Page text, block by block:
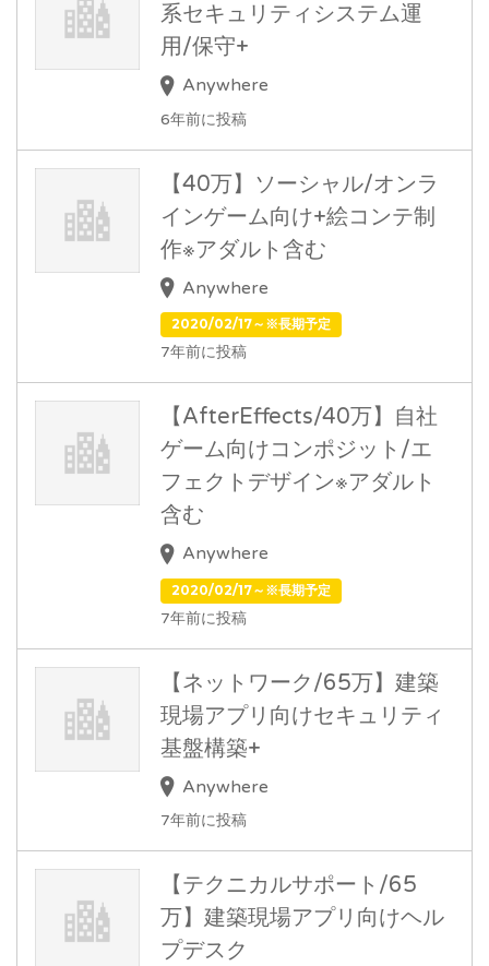
系セキュリティシステム運
用/保守+
Anywhere
6年前に投稿
【40万】ソーシャル/オンラ
インゲーム向け+絵コンテ制
作※アダルト含む
Anywhere
2020/02/17～※長期予定
7年前に投稿
【AfterEffects/40万】自社
ゲーム向けコンポジット/エ
フェクトデザイン※アダルト
含む
Anywhere
2020/02/17～※長期予定
7年前に投稿
【ネットワーク/65万】建築
現場アプリ向けセキュリティ
基盤構築+
Anywhere
7年前に投稿
【テクニカルサポート/65
万】建築現場アプリ向けヘル
プデスク